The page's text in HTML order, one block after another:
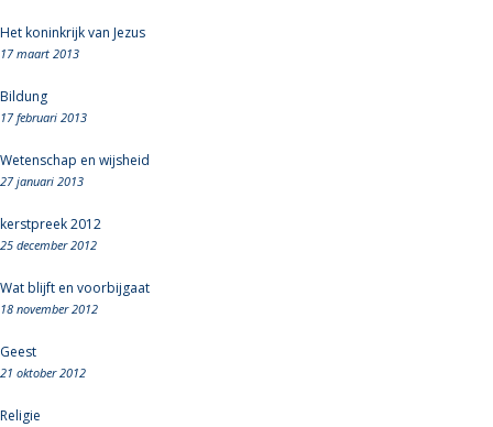
Het koninkrijk van Jezus
17 maart 2013
Bildung
17 februari 2013
Wetenschap en wijsheid
27 januari 2013
kerstpreek 2012
25 december 2012
Wat blijft en voorbijgaat
18 november 2012
Geest
21 oktober 2012
Religie